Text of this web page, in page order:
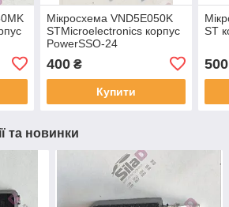
Мікросхема VND5E050K
STMicroelectronics корпус
PowerSSO-24
400₴
Купити
ST
500
та новинки